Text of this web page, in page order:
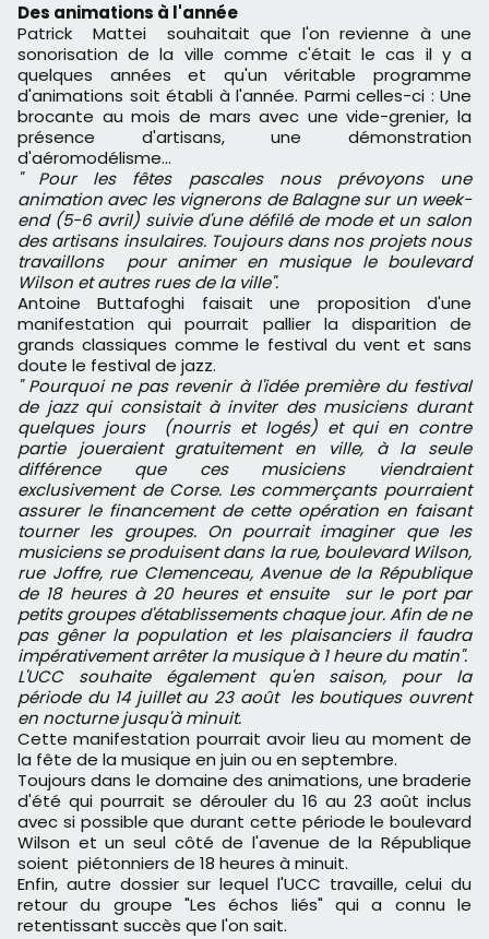
Des animations à l'année
Patrick Mattei souhaitait que l'on revienne à une
sonorisation de la ville comme c'était le cas il y a
quelques années et qu'un véritable programme
d'animations soit établi à l'année. Parmi celles-ci : Une
brocante au mois de mars avec une vide-grenier, la
présence d'artisans, une démonstration
d'aéromodélisme...
" Pour les fêtes pascales nous prévoyons une
animation avec les vignerons de Balagne sur un week-
end (5-6 avril) suivie d'une défilé de mode et un salon
des artisans insulaires. Toujours dans nos projets nous
travaillons pour animer en musique le boulevard
Wilson et autres rues de la ville".
Antoine Buttafoghi faisait une proposition d'une
manifestation qui pourrait pallier la disparition de
grands classiques comme le festival du vent et sans
doute le festival de jazz.
" Pourquoi ne pas revenir à l'idée première du festival
de jazz qui consistait à inviter des musiciens durant
quelques jours (nourris et logés) et qui en contre
partie joueraient gratuitement en ville, à la seule
différence que ces musiciens viendraient
exclusivement de Corse. Les commerçants pourraient
assurer le financement de cette opération en faisant
tourner les groupes. On pourrait imaginer que les
musiciens se produisent dans la rue, boulevard Wilson,
rue Joffre, rue Clemenceau, Avenue de la République
de 18 heures à 20 heures et ensuite sur le port par
petits groupes d'établissements chaque jour. Afin de ne
pas gêner la population et les plaisanciers il faudra
impérativement arrêter la musique à 1 heure du matin".
L'UCC souhaite également qu'en saison, pour la
période du 14 juillet au 23 août les boutiques ouvrent
en nocturne jusqu'à minuit.
Cette manifestation pourrait avoir lieu au moment de
la fête de la musique en juin ou en septembre.
Toujours dans le domaine des animations, une braderie
d'été qui pourrait se dérouler du 16 au 23 août inclus
avec si possible que durant cette période le boulevard
Wilson et un seul côté de l'avenue de la République
soient piétonniers de 18 heures à minuit.
Enfin, autre dossier sur lequel l'UCC travaille, celui du
retour du groupe "Les échos liés" qui a connu le
retentissant succès que l'on sait.